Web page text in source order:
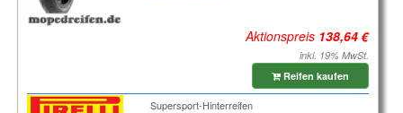
Aktionspreis
inkl. 19% MwSt.
Reifen kaufen
Supersport-Hinterreifen